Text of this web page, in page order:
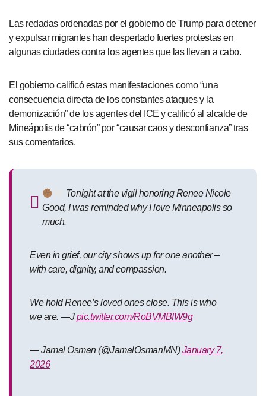
Las redadas ordenadas por el gobierno de Trump para detener
y expulsar migrantes han despertado fuertes protestas en
algunas ciudades contra los agentes que las llevan a cabo.
El gobierno calificó estas manifestaciones como “una
consecuencia directa de los constantes ataques y la
demonización” de los agentes del ICE y calificó al alcalde de
Mineápolis de “cabrón” por “causar caos y desconfianza” tras
sus comentarios.
Tonight at the vigil honoring Renee Nicole
Good, I was reminded why I love Minneapolis so
much.
Even in grief, our city shows up for one another –
with care, dignity, and compassion.
We hold Renee’s loved ones close. This is who
we are. —Jpic.twitter.com/RoBVMBIW9g
— Jamal Osman (@JamalOsmanMN)January 7,
2026